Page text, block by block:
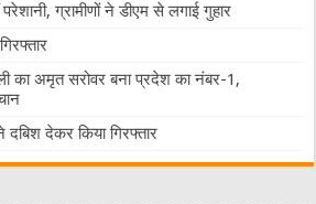
ग्रामीणों ने डीएम से लगाई गुहार
का अमृत सरोवर बना प्रदेश का नंबर-1,
दबिश देकर किया गिरफ्तार